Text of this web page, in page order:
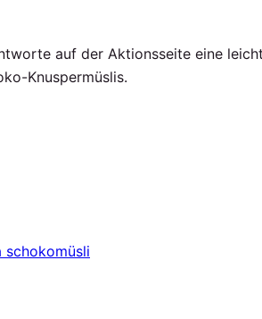
auf der Aktionsseite eine
Knuspermüslis.
schokomüsli